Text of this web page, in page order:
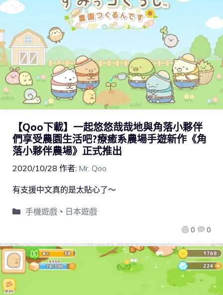
【Qoo下載】一起悠悠哉哉地與角落小夥伴
們享受農園生活吧?療癒系農場手遊新作《角
落小夥伴農場》正式推出
2020/10/28 作者: Mr. Qoo
0 0
有支援中文真的是太貼心了～
手機遊戲、 日本遊戲